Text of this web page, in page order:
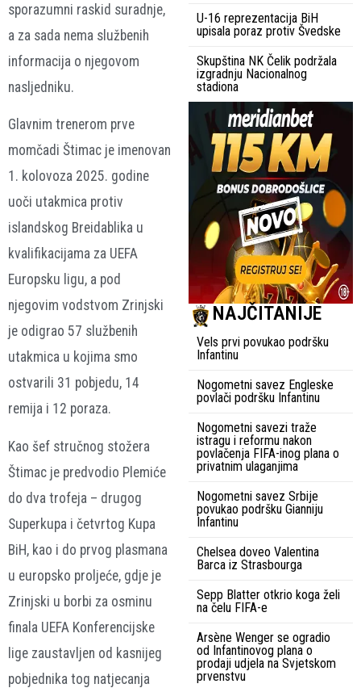
sporazumni raskid suradnje,
a za sada nema službenih
informacija o njegovom
nasljedniku.
Glavnim trenerom prve
momčadi Štimac je imenovan
1. kolovoza 2025. godine
uoči utakmica protiv
islandskog Breidablika u
kvalifikacijama za UEFA
Europsku ligu, a pod
njegovim vodstvom Zrinjski
je odigrao 57 službenih
utakmica u kojima smo
ostvarili 31 pobjedu, 14
remija i 12 poraza.
Kao šef stručnog stožera
Štimac je predvodio Plemiće
do dva trofeja – drugog
Superkupa i četvrtog Kupa
BiH, kao i do prvog plasmana
u europsko proljeće, gdje je
Zrinjski u borbi za osminu
finala UEFA Konferencijske
lige zaustavljen od kasnijeg
pobjednika tog natjecanja
U-16 reprezentacija BiH
upisala poraz protiv Švedske
Skupština NK Čelik podržala
izgradnju Nacionalnog
stadiona
NAJČITANIJE
Vels prvi povukao podršku
Infantinu
Nogometni savez Engleske
povlači podršku Infantinu
Nogometni savezi traže
istragu i reformu nakon
povlačenja FIFA-inog plana o
privatnim ulaganjima
Nogometni savez Srbije
povukao podršku Gianniju
Infantinu
Chelsea doveo Valentina
Barca iz Strasbourga
Sepp Blatter otkrio koga želi
na čelu FIFA-e
Arsène Wenger se ogradio
od Infantinovog plana o
prodaji udjela na Svjetskom
prvenstvu